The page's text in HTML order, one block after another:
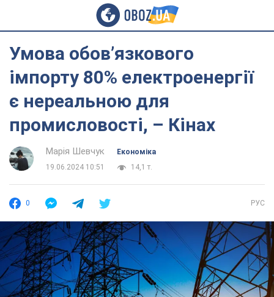
Умова обовʼязкового
імпорту 80% електроенергії
є нереальною для
промисловості, – Кінах
Марія Шевчук
Економіка
19.06.2024 10:51
14,1 т.
0 РУС